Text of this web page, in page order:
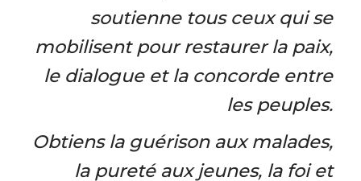
soutienne tous ceux qui se
mobilisent pour restaurer la paix,
le dialogue et la concorde entre
les peuples.
Obtiens la guérison aux malades,
la pureté aux jeunes, la foi et